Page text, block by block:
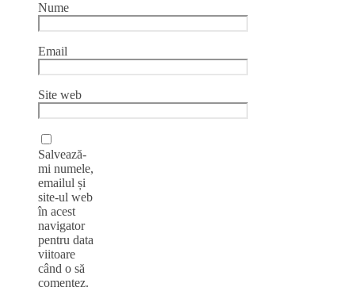
Nume
Email
Site web
Salvează-
mi numele,
emailul și
site-ul web
în acest
navigator
pentru data
viitoare
când o să
comentez.